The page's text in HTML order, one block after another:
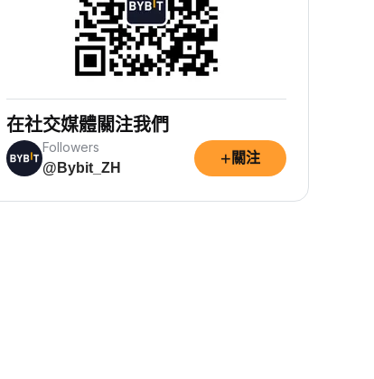
在社交媒體關注我們
Followers
@Bybit_ZH
+ 關注